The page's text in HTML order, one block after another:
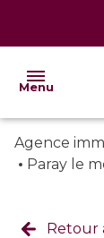
Menu
nos
nos
Agence
Paray le
Retour